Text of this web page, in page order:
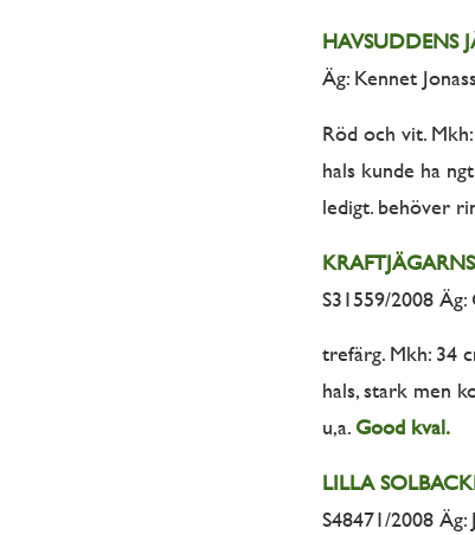
HAVSUDDENS
Äg: Kennet
Röd och vit.
hals kunde ha
ledigt. behöver
S31559/2008
trefärg. Mkh: 34
hals, stark men
u,a. Good kval.
LILLA
S48471/2008 Äg: